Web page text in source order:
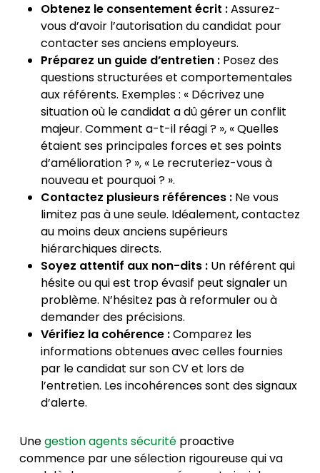
Obtenez le consentement écrit :Assurez-
vous d’avoir l’autorisation du candidat pour
contacter ses anciens employeurs.
Préparez un guide d’entretien :Posez des
questions structurées et comportementales
aux référents. Exemples : « Décrivez une
situation où le candidat a dû gérer un conflit
majeur. Comment a-t-il réagi ? », « Quelles
étaient ses principales forces et ses points
d’amélioration ? », « Le recruteriez-vous à
nouveau et pourquoi ? ».
Contactez plusieurs références :Ne vous
limitez pas à une seule. Idéalement, contactez
au moins deux anciens supérieurs
hiérarchiques directs.
Soyez attentif aux non-dits :Un référent qui
hésite ou qui est trop évasif peut signaler un
problème. N’hésitez pas à reformuler ou à
demander des précisions.
Vérifiez la cohérence :Comparez les
informations obtenues avec celles fournies
par le candidat sur son CV et lors de
l’entretien. Les incohérences sont des signaux
d’alerte.
Unegestion agents sécuritéproactive
commence par une sélection rigoureuse qui va